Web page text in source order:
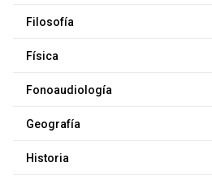
Filosofía
Física
Fonoaudiología
Geografía
Historia